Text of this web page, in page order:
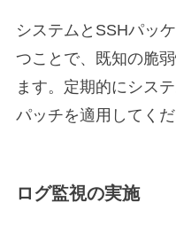
システムとSSHパッ
つことで、既知の脆
ます。定期的にシス
パッチを適用してくだ
ログ監視の実施